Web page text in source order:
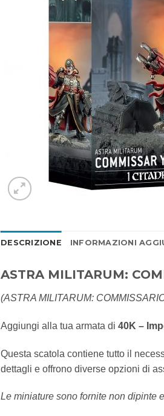
DESCRIZIONE INFORMAZIONI
ASTRA MILITARUM:
(ASTRA MILITARUM:
Aggiungi alla tua armata di 40K –
Questa scatola contiene tutto il
dettagli e offrono diverse opzioni di
Le miniature sono fornite non dipinte